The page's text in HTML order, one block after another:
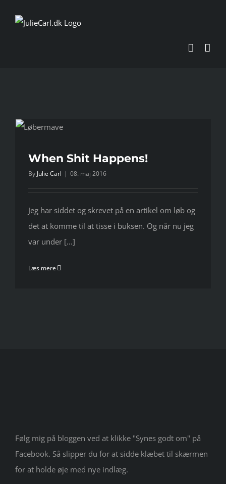
When Shit Happens!
By Julie Carl | 08. maj 2016
Jeg har siddet og skrevet på en artikel om løb og
det at komme til at tisse i buksen. Og når nu jeg
var under [...]
Læs mere
Følg mig på bloggen ved at klikke "Synes godt om" på
Facebook. Så slipper du for at sidde klæbet til skærmen
for at holde øje med nye indlæg.